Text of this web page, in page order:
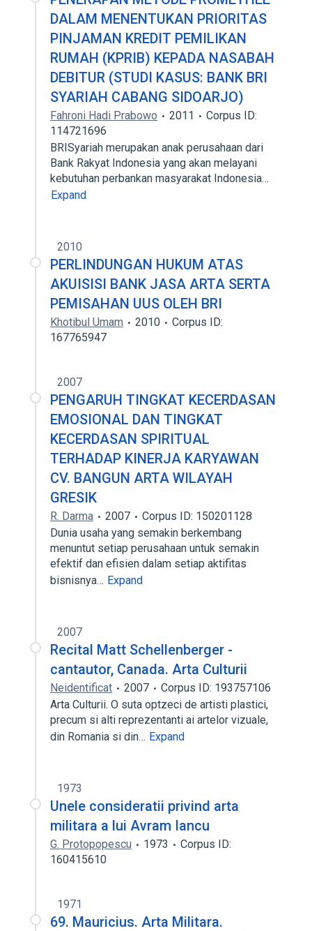
DALAM MENENTUKAN PRIORITAS
PINJAMAN KREDIT PEMILIKAN
RUMAH (KPRIB) KEPADA NASABAH
DEBITUR (STUDI KASUS: BANK BRI
SYARIAH CABANG SIDOARJO)
Fahroni Hadi Prabowo 2011
Corpus ID:
114721696
BRISyariah merupakan anak perusahaan dari
Bank Rakyat Indonesia yang akan melayani
kebutuhan perbankan masyarakat Indonesia…
Expand
2010
PERLINDUNGAN HUKUM ATAS
AKUISISI BANK JASA ARTA SERTA
PEMISAHAN UUS OLEH BRI
Khotibul Umam 2010
Corpus ID:
167765947
2007
PENGARUH TINGKAT KECERDASAN
EMOSIONAL DAN TINGKAT
KECERDASAN SPIRITUAL
TERHADAP KINERJA KARYAWAN
CV. BANGUN ARTA WILAYAH
GRESIK
R. Darma 2007
Corpus ID: 150201128
Dunia usaha yang semakin berkembang
menuntut setiap perusahaan untuk semakin
efektif dan efisien dalam setiap aktifitas
bisnisnya… Expand
2007
Recital Matt Schellenberger -
cantautor, Canada. Arta Culturii
Neidentificat 2007
Corpus ID: 193757106
Arta Culturii. O suta optzeci de artisti plastici,
precum si alti reprezentanti ai artelor vizuale,
din Romania si din… Expand
1973
Unele consideratii privind arta
militara a lui Avram Iancu
G. Protopopescu 1973
Corpus ID:
160415610
1971
69. Mauricius. Arta Militara.